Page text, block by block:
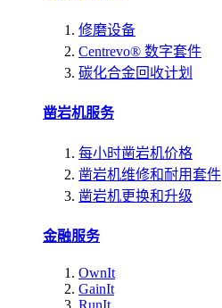
修磨设备
Centrevo® 数字套件
碳化合金回收计划
凿岩机服务
每小时凿岩机价格
凿岩机维修和耐用套件
凿岩机更换和升级
金融服务
OwnIt
GainIt
RunIt